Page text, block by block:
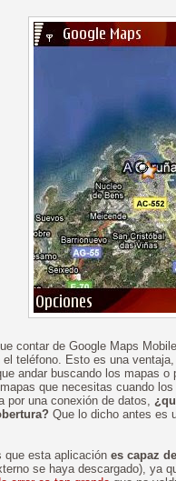
contar de Google Maps
teléfono. Esto es una
andar buscando los mapas
que necesitas cuando
por una conexión de datos,
Que lo dicho antes es
que esta aplicación es capaz
se haya descargado), ya